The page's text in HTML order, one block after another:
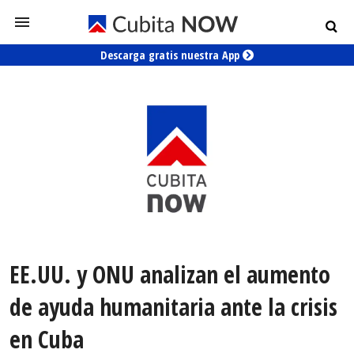
Descarga gratis nuestra App
EE.UU. y ONU analizan el aumento
de ayuda humanitaria ante la crisis
en Cuba